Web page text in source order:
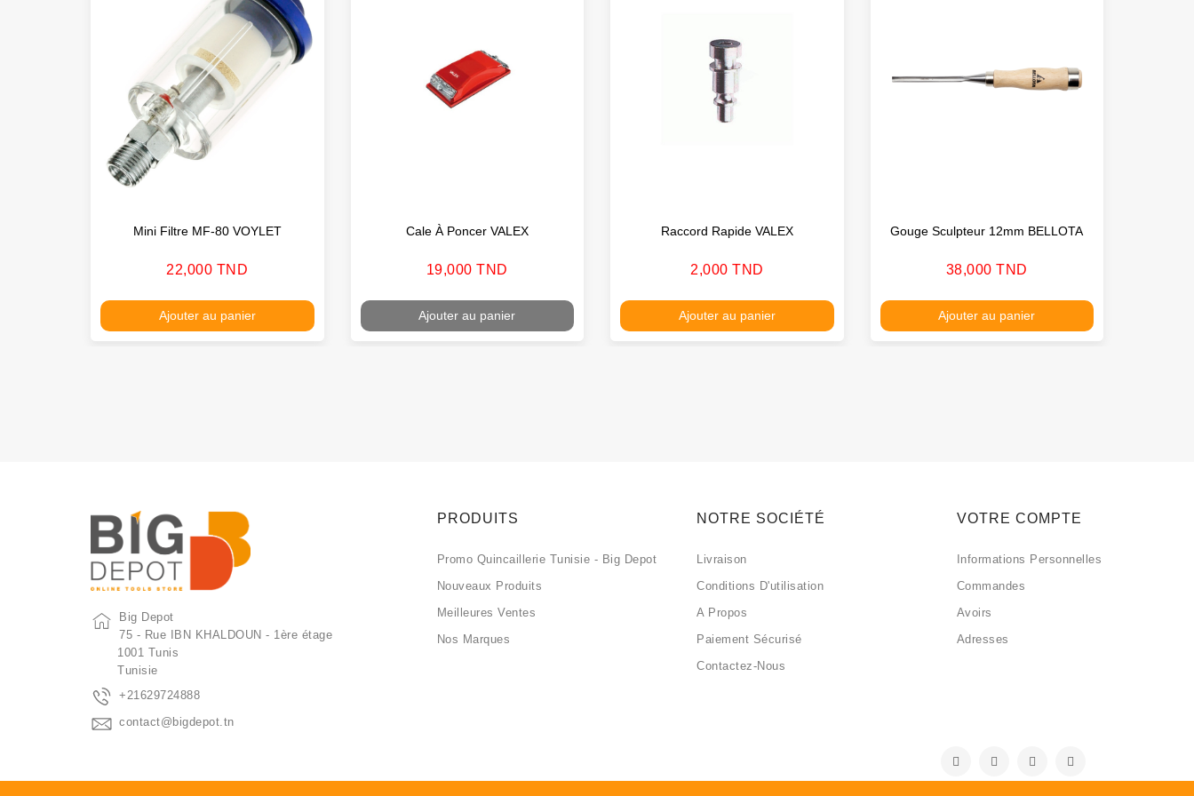
Mini Filtre MF-80 VOYLET
Prix
22,000 TND
Ajouter au panier
Cale À Poncer VALEX
Prix
19,000 TND
Ajouter au panier
Raccord Rapide VALEX
Prix
2,000 TND
Ajouter au panier
Gouge Sculpteur 12mm BELLOTA
Prix
38,000 TND
Ajouter au panier
Big Depot
75 - Rue IBN KHALDOUN - 1ère étage
1001 Tunis
Tunisie
+21629724888
contact@bigdepot.tn
PRODUITS
Promo Quincaillerie Tunisie - Big Depot
Nouveaux Produits
Meilleures Ventes
Nos Marques
NOTRE SOCIÉTÉ
Livraison
Conditions D'utilisation
A Propos
Paiement Sécurisé
Contactez-Nous
VOTRE COMPTE
Informations Personnelles
Commandes
Avoirs
Adresses